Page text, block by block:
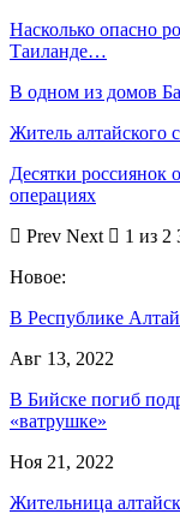
Насколько опасно
Таиланде…
В одном из домов
Житель алтайского
Десятки россиянок
операциях
Prev Next
1 из 2
Новое:
В Республике Алтай
Авг 13, 2022
В Бийске погиб
«ватрушке»
Ноя 21, 2022
Жительница